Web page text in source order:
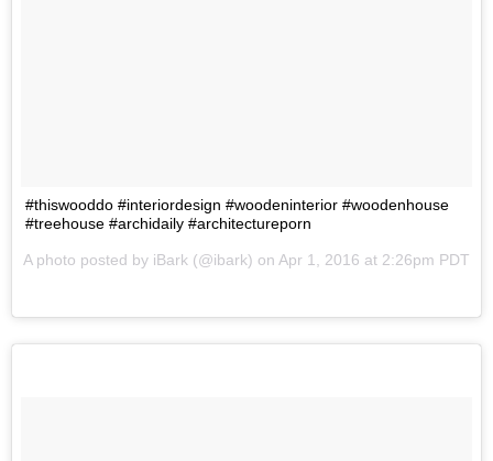
#thiswooddo #interiordesign #woodeninterior #woodenhouse
#treehouse #archidaily #architectureporn
A photo posted by iBark (@ibark) on Apr 1, 2016 at 2:26pm PDT